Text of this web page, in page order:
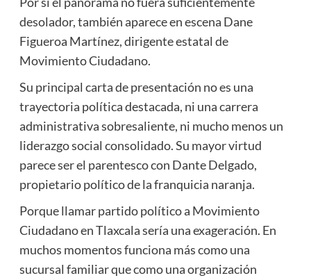
desolador, también aparece en escena Dane
Figueroa Martínez, dirigente estatal de
Movimiento Ciudadano.
Su principal carta de presentación no es una
trayectoria política destacada, ni una carrera
administrativa sobresaliente, ni mucho menos un
liderazgo social consolidado. Su mayor virtud
parece ser el parentesco con Dante Delgado,
propietario político de la franquicia naranja.
Porque llamar partido político a Movimiento
Ciudadano en Tlaxcala sería una exageración. En
muchos momentos funciona más como una
sucursal familiar que como una organización